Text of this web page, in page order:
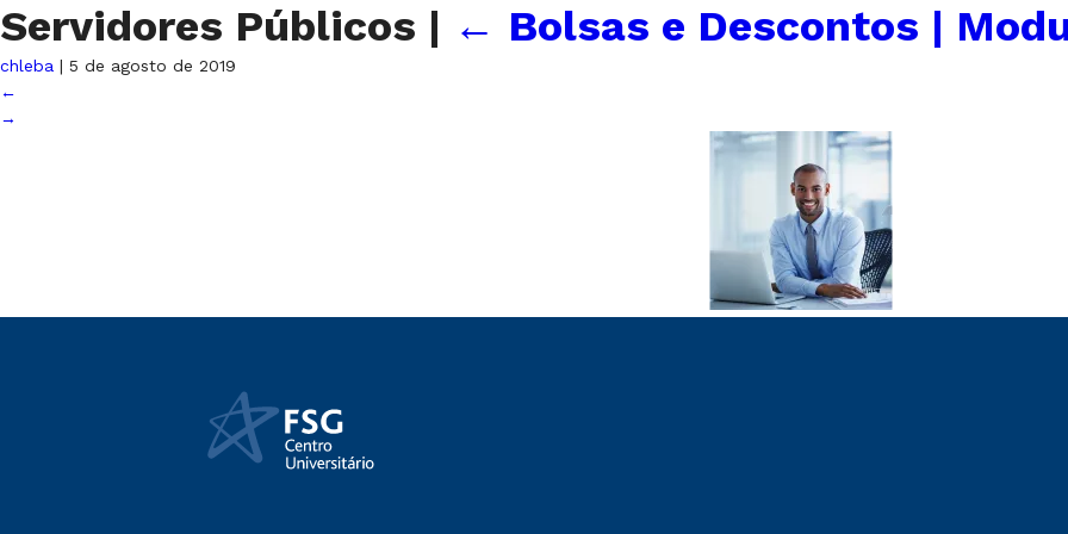
Servidores Públicos | ← Bolsas e Descontos |
chleba | 5 de agosto de 2019
←
→